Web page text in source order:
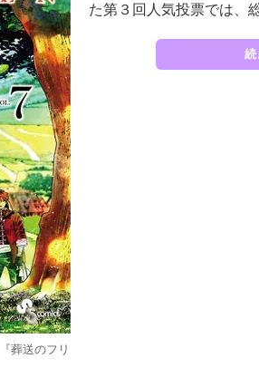
葬送のフリ
た第３回人気投票では、
続